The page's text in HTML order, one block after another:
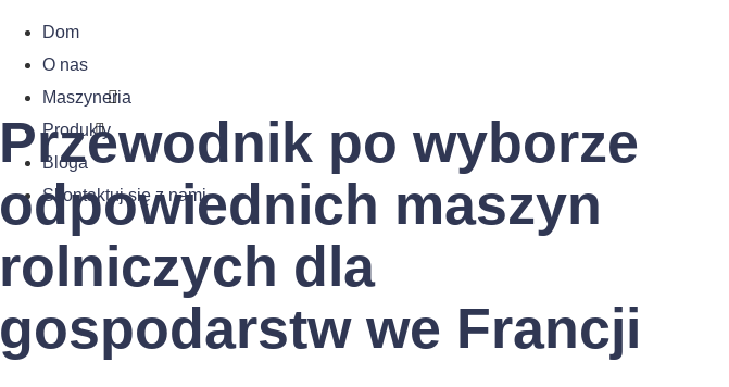
Dom
O nas
Maszyneria
Produkty
Bloga
Skontaktuj się z nami
Przewodnik po wyborze
odpowiednich maszyn
rolniczych dla
gospodarstw we Francji